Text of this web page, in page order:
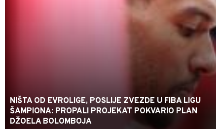
NIŠTA OD EVROLIGE, POSLIJE ZVEZDE U FIBA LIGU
ŠAMPIONA: PROPALI PROJEKAT POKVARIO PLAN
DŽOELA BOLOMBOJA